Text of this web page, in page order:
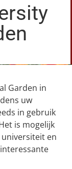
Garden in
uw
in gebruik
is mogelijk
en